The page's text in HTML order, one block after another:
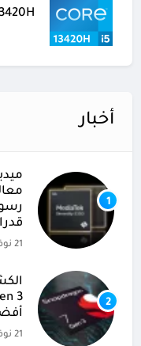
أخبار
1
21 نوفمبر 2023
2
21 نوفمبر 2023